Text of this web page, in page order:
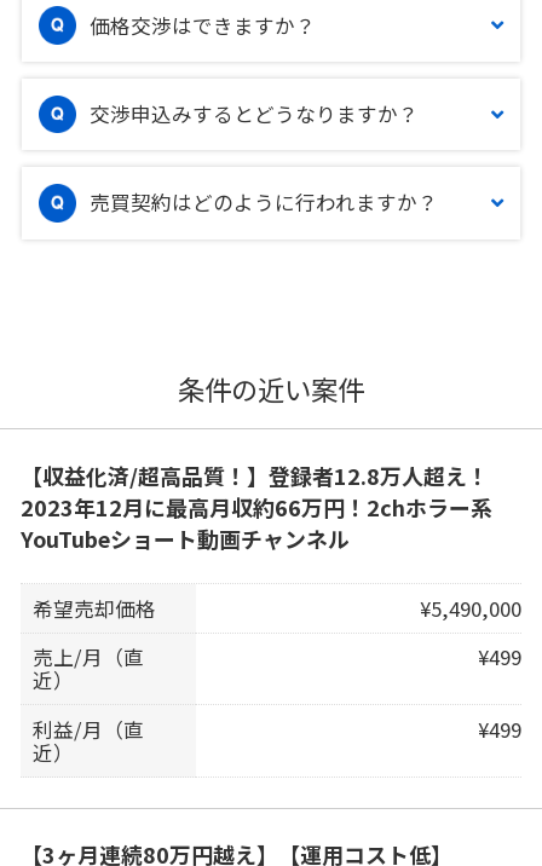
価格交渉はできますか？
交渉申込みするとどうなりますか？
売買契約はどのように行われますか？
条件の近い案件
【収益化済/超高品質！】登録者12.8万人超え！
2023年12月に最高月収約66万円！2chホラー系
YouTubeショート動画チャンネル
希望売却価格
¥5,490,000
売上/月（直
近）
¥499
利益/月（直
近）
¥499
【3ヶ月連続80万円越え】【運用コスト低】